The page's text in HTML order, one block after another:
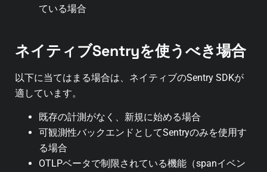
ている場合
ネイティブSentryを使うべき場合
以下に当てはまる場合は、ネイティブのSentry SDKが
適しています。
既存の計測がなく、新規に始める場合
可観測性バックエンドとしてSentryのみを使用す
る場合
OTLPベータで制限されている機能（spanイベン